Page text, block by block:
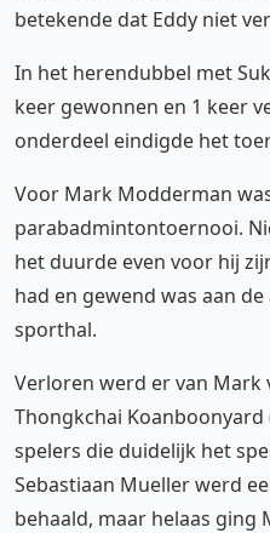
betekende dat Eddy niet
In het herendubbel met
keer gewonnen en 1 keer
onderdeel eindigde het
Voor Mark Modderman
parabadmintontoernooi.
het duurde even voor hij
had en gewend was aan
sporthal.
Verloren werd er van Mark
Thongkchai
spelers die duidelijk het
Sebastiaan Mueller werd
behaald, maar helaas ging